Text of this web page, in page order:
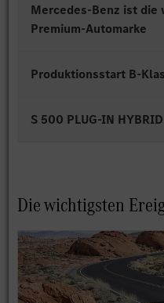
Mercedes-Benz ist
Premium-Automarke
Produktionsstart B-
S 500 PLUG-IN HYBRID
Die wichtigsten